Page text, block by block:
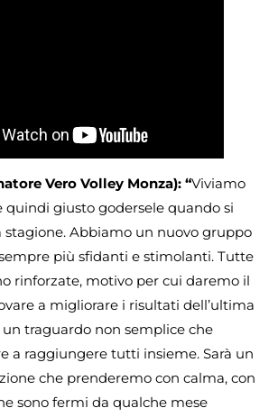
Vero Volley Monza): “Viviamo
quindi giusto godersele quando si
stagione. Abbiamo un nuovo gruppo
più sfidanti e stimolanti. Tutte
rinforzate, motivo per cui daremo il
a migliorare i risultati dell’ultima
traguardo non semplice che
a raggiungere tutti insieme. Sarà un
che prenderemo con calma, con
sono fermi da qualche mese